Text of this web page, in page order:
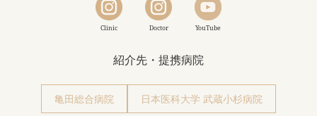
Clinic Doctor YouTube
紹介先・提携病院
亀田総合病院 日本医科大学 武蔵小杉病院